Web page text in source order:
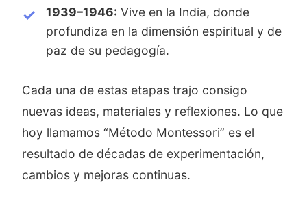
1939–1946: Vive en la India, donde
profundiza en la dimensión espiritual y de
paz de su pedagogía.
Cada una de estas etapas trajo consigo
nuevas ideas, materiales y reflexiones. Lo que
hoy llamamos “Método Montessori” es el
resultado de décadas de experimentación,
cambios y mejoras continuas.